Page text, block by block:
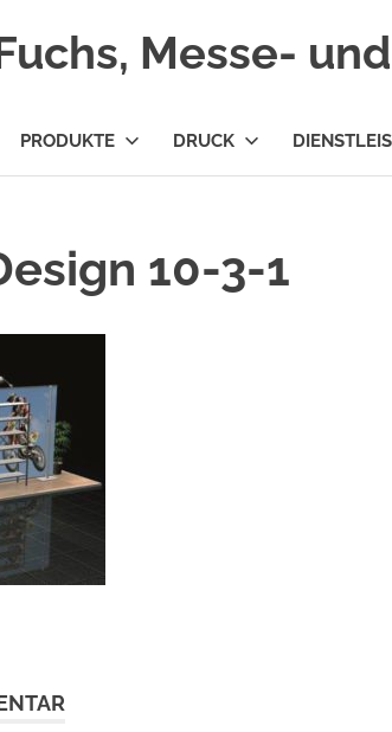
Messe-
PRODUKTE DRUCK
10-3-1